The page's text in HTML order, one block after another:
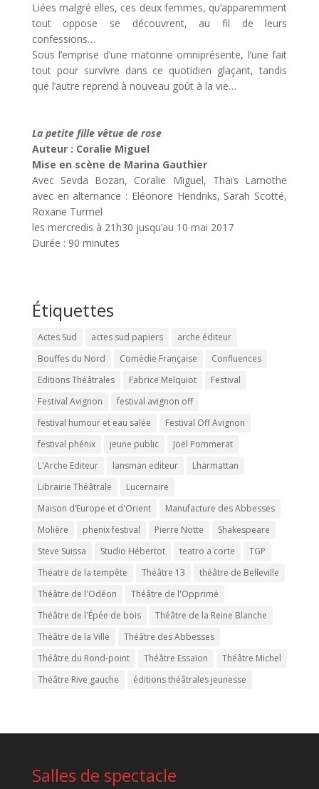
Liées malgré elles, ces deux femmes, qu’apparemment
tout oppose se découvrent, au fil de leurs
confessions…
Sous l’emprise d’une matonne omniprésente, l’une fait
tout pour survivre dans ce quotidien glaçant, tandis
que l’autre reprend à nouveau goût à la vie…
La petite fille vêtue de rose
Auteur : Coralie Miguel
Mise en scène de Marina Gauthier
Avec Sevda Bozan, Coralie Miguel, Thaïs Lamothe
avec en alternance : Eléonore Hendriks, Sarah Scotté,
Roxane Turmel
les mercredis à 21h30 jusqu’au 10 mai 2017
Durée : 90 minutes
Étiquettes
Actes Sud actes sud papiers
arche éditeur
Bouffes du Nord
Comédie Française
Confluences
Editions Théâtrales
Fabrice Melquiot
Festival
Festival Avignon
festival avignon off
festival humour et eau salée
Festival Off Avignon
festival phénix
jeune public
Joël Pommerat
L'Arche Editeur
lansman editeur
Lharmattan
Librairie Théâtrale
Lucernaire
Maison d’Europe et d'Orient
Manufacture des Abbesses
Molière
phenix festival Pierre Notte
Shakespeare
Steve Suissa
Studio Hébertot teatro a corte
TGP
Théatre de la tempête
Théâtre 13
théâtre de Belleville
Théâtre de l'Odéon
Théâtre de l'Opprimé
Théâtre de l'Épée de bois
Théâtre de la Reine Blanche
Théâtre de la Ville
Théâtre des Abbesses
Théâtre du Rond-point
Théâtre Essaïon
Théâtre Michel
Théâtre Rive gauche
éditions théâtrales jeunesse
Salles de spectacle